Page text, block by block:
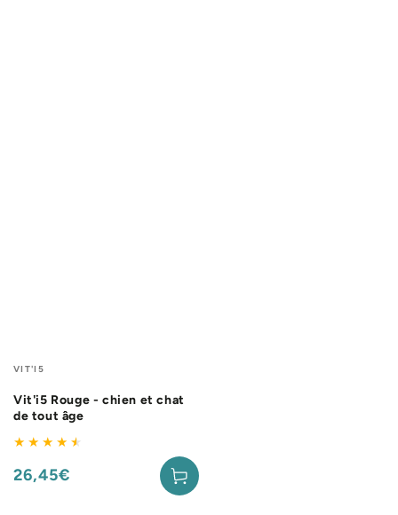
Fournisseur:
VIT'I5
Vit'i5 Rouge - chien et chat
de tout âge
Prix
26,45€